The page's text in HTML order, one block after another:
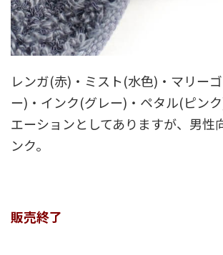
レンガ(赤)・ミスト(水色)・マリー
ー)・インク(グレー)・ペタル(ピン
エーションとしてありますが、男性
ンク。
販売終了